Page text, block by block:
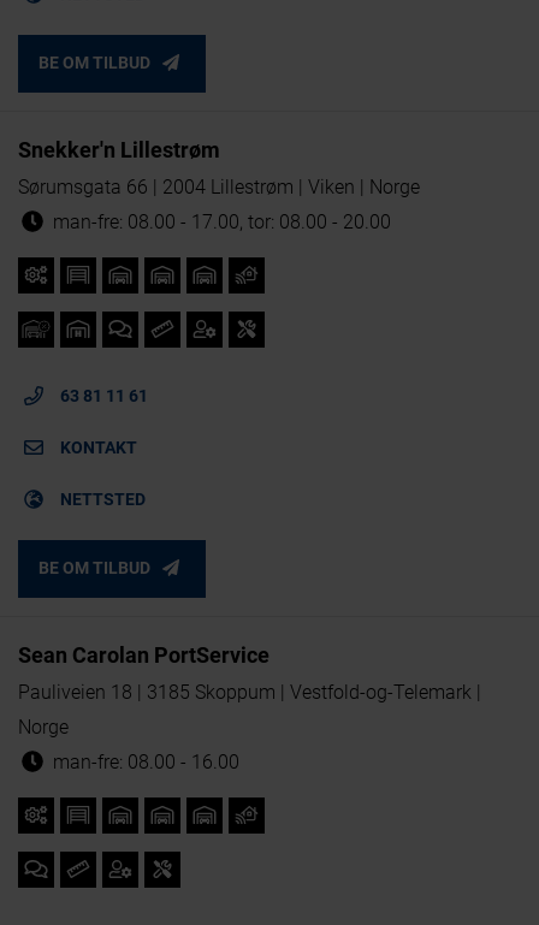
BE OM TILBUD
Snekker'n Lillestrøm
Sørumsgata 66 | 2004 Lillestrøm | Viken | Norge
man-fre: 08.00 - 17.00, tor: 08.00 - 20.00
63 81 11 61
KONTAKT
NETTSTED
BE OM TILBUD
Sean Carolan PortService
Pauliveien 18 | 3185 Skoppum | Vestfold-og-Telemark |
Norge
man-fre: 08.00 - 16.00